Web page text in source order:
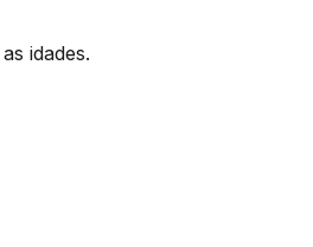
idades.